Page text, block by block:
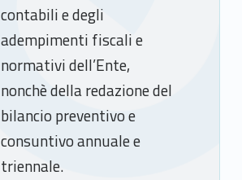
contabili e degli
adempimenti fiscali e
normativi dell’Ente,
nonchè della redazione del
bilancio preventivo e
consuntivo annuale e
triennale.